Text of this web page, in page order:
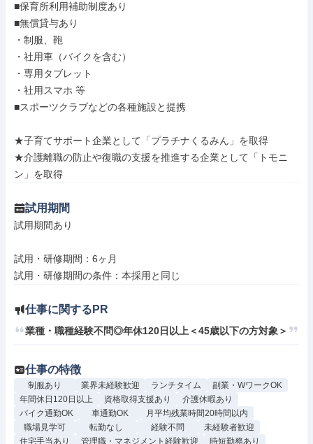
■保育所利用補助制度あり
■無償貸与あり
・制服、鞄
・社用車（バイクを含む）
・専用タブレット
・社用スマホ 等
■スポーツクラブなどの各種施設と提携
★子育てサポート企業として「プラチナくるみん」を取得
★介護離職の防止や復職の支援を推進する企業として「トモニ
ン」を取得
試用期間
試用期間あり
試用・研修期間：6ヶ月
仕事に関するPR
業種・職種経験不問◎年休120日以上＜45歳以下の方対象＞
仕事の特徴
制服あり 業界未経験歓迎 ランチタイム
副業・WワークOK
年間休日120日以上
資格取得支援あり
介護休暇あり
バイク通勤OK
車通勤OK
月平均残業時間20時間以内
職場見学可
転勤なし 経験不問
未経験者歓迎
住宅手当あり
管理職・マネジメント経験歓迎 時短勤務あり